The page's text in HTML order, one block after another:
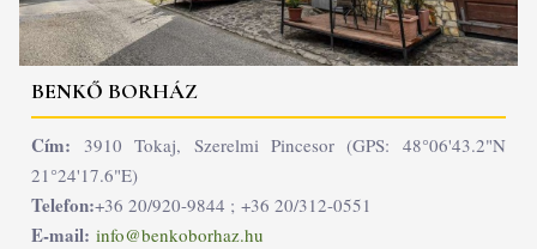
BENKŐ BORHÁZ
Cím: 3910 Tokaj, Szerelmi Pincesor (GPS: 48°06'43.2"N
21°24'17.6"E)
Telefon:+36 20/920-9844 ; +36 20/312-0551
E-mail: info@benkoborhaz.hu